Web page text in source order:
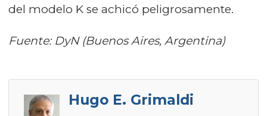
del modelo K se achicó peligrosamente.
Fuente: DyN (Buenos Aires, Argentina)
Hugo E. Grimaldi